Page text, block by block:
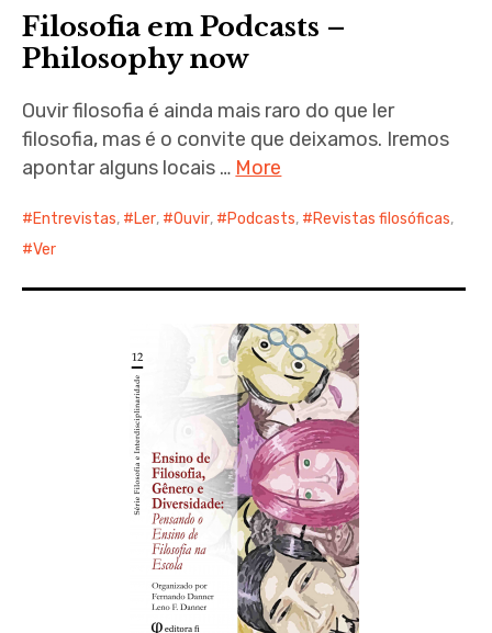
Filosofia em Podcasts –
Philosophy now
Ouvir filosofia é ainda mais raro do que ler
filosofia, mas é o convite que deixamos. Iremos
apontar alguns locais … More
Entrevistas, Ler, Ouvir, Podcasts, Revistas filosóficas,
Ver